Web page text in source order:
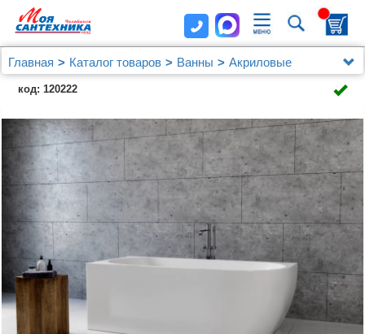
Главная Каталог товаров Ванны
Акриловые
Акриловая ванна Aquanet Family Elegant A 180x80
3805N Gloss Finish
код: 120222